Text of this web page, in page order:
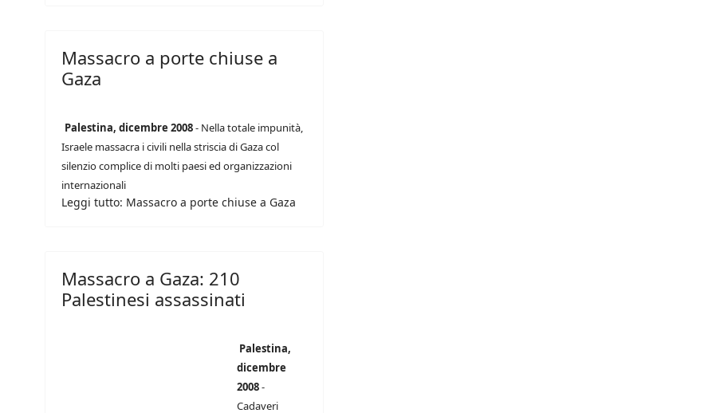
Massacro a porte chiuse a
Gaza
Palestina, dicembre 2008- Nella totale impunità,
Israele massacra i civili nella striscia di Gaza col
silenzio complice di molti paesi ed organizzazioni
internazionali
Leggi tutto: Massacro a porte chiuse a Gaza
Massacro a Gaza: 210
Palestinesi assassinati
Palestina,
dicembre
2008-
Cadaveri